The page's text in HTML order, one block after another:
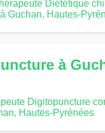
Diététique
Guchan, Hautes-
à
Digitopuncture
Hautes-Pyrénées